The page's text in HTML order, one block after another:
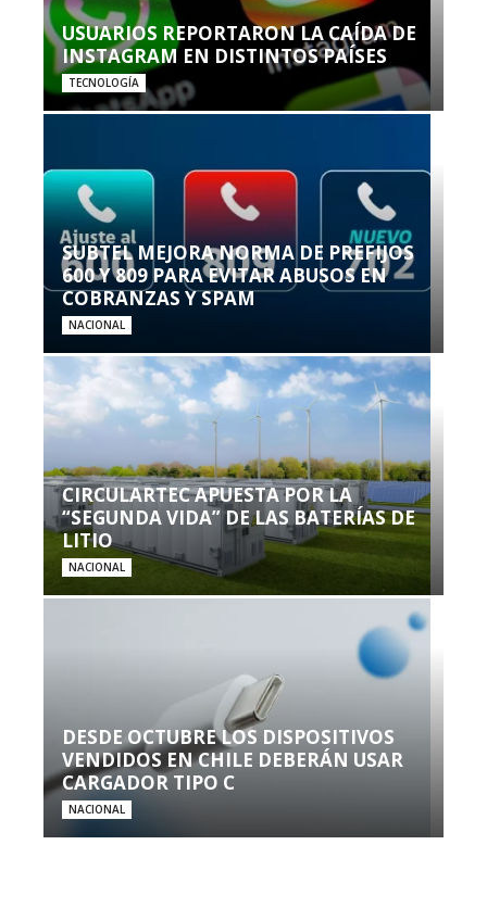
USUARIOS REPORTARON LA CAÍDA DE
INSTAGRAM EN DISTINTOS PAÍSES
TECNOLOGÍA
SUBTEL MEJORA NORMA DE PREFIJOS
600 Y 809 PARA EVITAR ABUSOS EN
COBRANZAS Y SPAM
NACIONAL
CIRCULARTEC APUESTA POR LA
“SEGUNDA VIDA” DE LAS BATERÍAS DE
LITIO
NACIONAL
DESDE OCTUBRE LOS DISPOSITIVOS
VENDIDOS EN CHILE DEBERÁN USAR
CARGADOR TIPO C
NACIONAL